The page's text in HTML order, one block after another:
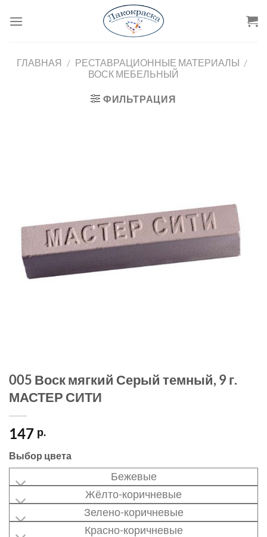
ГЛАВНАЯ / РЕСТАВРАЦИОННЫЕ МАТЕРИАЛЫ /
ВОСК МЕБЕЛЬНЫЙ
ФИЛЬТРАЦИЯ
005 Воск мягкий Серый темный, 9 г.
МАСТЕР СИТИ
147 р.
Выбор цвета
Бежевые
Жёлто-коричневые
Зелено-коричневые
Красно-коричневые